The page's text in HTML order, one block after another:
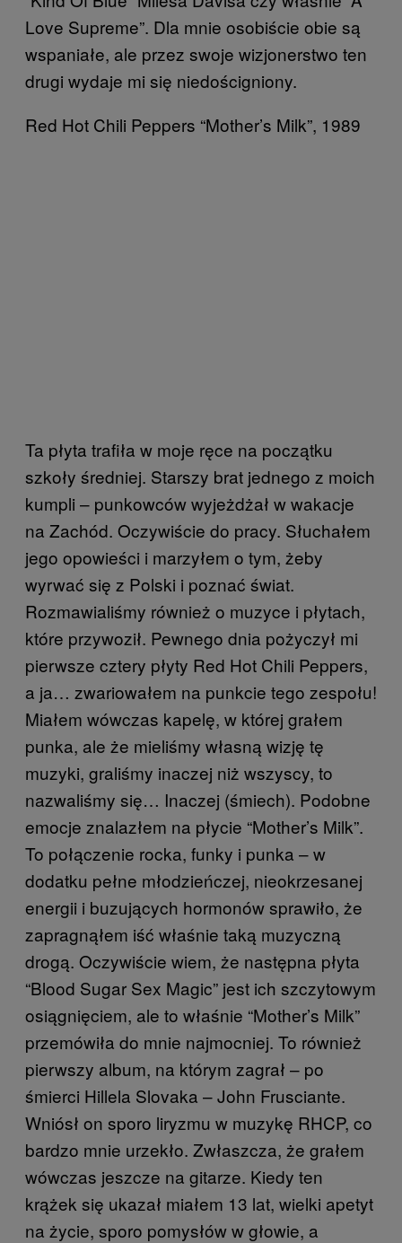
Love Supreme”. Dla mnie osobiście obie są
wspaniałe, ale przez swoje wizjonerstwo ten
drugi wydaje mi się niedościgniony.
Red Hot Chili Peppers “Mother’s Milk”, 1989
Ta płyta trafiła w moje ręce na początku
szkoły średniej. Starszy brat jednego z moich
kumpli – punkowców wyjeżdżał w wakacje
na Zachód. Oczywiście do pracy. Słuchałem
jego opowieści i marzyłem o tym, żeby
wyrwać się z Polski i poznać świat.
Rozmawialiśmy również o muzyce i płytach,
które przywoził. Pewnego dnia pożyczył mi
pierwsze cztery płyty Red Hot Chili Peppers,
a ja… zwariowałem na punkcie tego zespołu!
Miałem wówczas kapelę, w której grałem
punka, ale że mieliśmy własną wizję tę
muzyki, graliśmy inaczej niż wszyscy, to
nazwaliśmy się… Inaczej (śmiech). Podobne
emocje znalazłem na płycie “Mother’s Milk”.
To połączenie rocka, funky i punka – w
dodatku pełne młodzieńczej, nieokrzesanej
energii i buzujących hormonów sprawiło, że
zapragnąłem iść właśnie taką muzyczną
drogą. Oczywiście wiem, że następna płyta
“Blood Sugar Sex Magic” jest ich szczytowym
osiągnięciem, ale to właśnie “Mother’s Milk”
przemówiła do mnie najmocniej. To również
pierwszy album, na którym zagrał – po
śmierci Hillela Slovaka – John Frusciante.
Wniósł on sporo liryzmu w muzykę RHCP, co
bardzo mnie urzekło. Zwłaszcza, że grałem
wówczas jeszcze na gitarze. Kiedy ten
krążek się ukazał miałem 13 lat, wielki apetyt
na życie, sporo pomysłów w głowie, a